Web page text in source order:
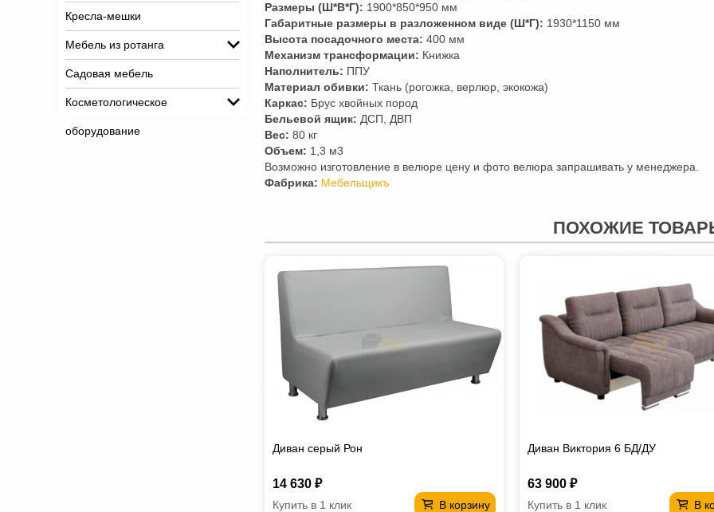
Кресла-мешки
Мебель из ротанга
Садовая мебель
Косметологическое
оборудование
Размеры (Ш*В*Г): 1900*850*950 мм
Габаритные размеры в разложенном виде (Ш*Г): 1930*1150 мм
Высота посадочного места: 400 мм
Механизм трансформации: Книжка
Наполнитель: ППУ
Материал обивки: Ткань (рогожка, верлюр, экокожа)
Каркас: Брус хвойных пород
Бельевой ящик: ДСП, ДВП
Вес: 80 кг
Объем: 1,3 м3
Возможно изготовление в велюре цену и фото велюра запрашивать у менеджера.
Фабрика: Мебельщикъ
ПОХОЖИЕ
Диван серый Рон
14 630 ₽
В корзину
Купить в 1 клик
Диван Виктория 6 БД/ДУ
63 900 ₽
В
Купить в 1 клик